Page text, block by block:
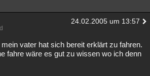
Gruppen Gaming Filme
24.02.2005 um 13:57
vater hat sich bereit erklärt zu fahren.
fahre wäre es gut zu wissen wo ich denn